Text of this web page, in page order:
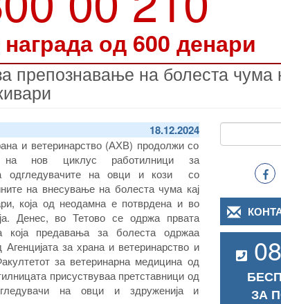
од 600 денари
препознавање на болеста чума
18.12.2024
и ветеринарство (АХВ) продолжи со
на нов циклус работилници за
одгледувачите на овци и кози со
на внесување на болеста чума кај
која од неодамна е потврдена и во
Денес, во Тетово се одржа првата
која предавања за болеста одржаа
за храна и ветеринарство и
за ветеринарна медицина од
присуствуваа претставници од
на овци и здруженија и
Search
Пребарување
ЗА